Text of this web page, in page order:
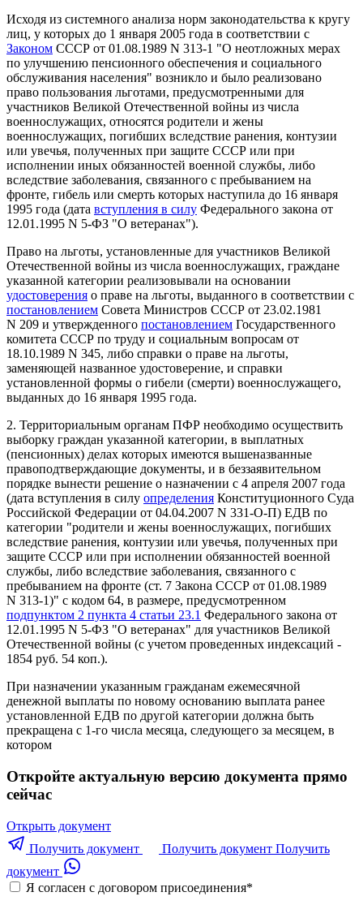
Исходя из системного анализа норм законодательства к кругу
лиц, у которых до 1 января 2005 года в соответствии с
Законом СССР от 01.08.1989 N 313-1 "О неотложных мерах
по улучшению пенсионного обеспечения и социального
обслуживания населения" возникло и было реализовано
право пользования льготами, предусмотренными для
участников Великой Отечественной войны из числа
военнослужащих, относятся родители и жены
военнослужащих, погибших вследствие ранения, контузии
или увечья, полученных при защите СССР или при
исполнении иных обязанностей военной службы, либо
вследствие заболевания, связанного с пребыванием на
фронте, гибель или смерть которых наступила до 16 января
1995 года (дата вступления в силу Федерального закона от
12.01.1995 N 5-ФЗ "О ветеранах").
Право на льготы, установленные для участников Великой
Отечественной войны из числа военнослужащих, граждане
указанной категории реализовывали на основании
удостоверения о праве на льготы, выданного в соответствии с
постановлением Совета Министров СССР от 23.02.1981
N 209 и утвержденного постановлением Государственного
комитета СССР по труду и социальным вопросам от
18.10.1989 N 345, либо справки о праве на льготы,
заменяющей названное удостоверение, и справки
установленной формы о гибели (смерти) военнослужащего,
выданных до 16 января 1995 года.
2. Территориальным органам ПФР необходимо осуществить
выборку граждан указанной категории, в выплатных
(пенсионных) делах которых имеются вышеназванные
правоподтверждающие документы, и в беззаявительном
порядке вынести решение о назначении с 4 апреля 2007 года
(дата вступления в силу определения Конституционного Суда
Российской Федерации от 04.04.2007 N 331-О-П) ЕДВ по
категории "родители и жены военнослужащих, погибших
вследствие ранения, контузии или увечья, полученных при
защите СССР или при исполнении обязанностей военной
службы, либо вследствие заболевания, связанного с
пребыванием на фронте (ст. 7 Закона СССР от 01.08.1989
N 313-1)" с кодом 64, в размере, предусмотренном
подпунктом 2 пункта 4 статьи 23.1 Федерального закона от
12.01.1995 N 5-ФЗ "О ветеранах" для участников Великой
Отечественной войны (с учетом проведенных индексаций -
1854 руб. 54 коп.).
При назначении указанным гражданам ежемесячной
денежной выплаты по новому основанию выплата ранее
установленной ЕДВ по другой категории должна быть
прекращена с 1-го числа месяца, следующего за месяцем, в
котором
Откройте актуальную версию документа прямо
сейчас
Открыть документ
Получить документ
Получить документ Получить
документ
Я согласен с договором присоединения*